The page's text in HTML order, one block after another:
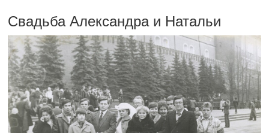
Свадьба Александра и Натальи